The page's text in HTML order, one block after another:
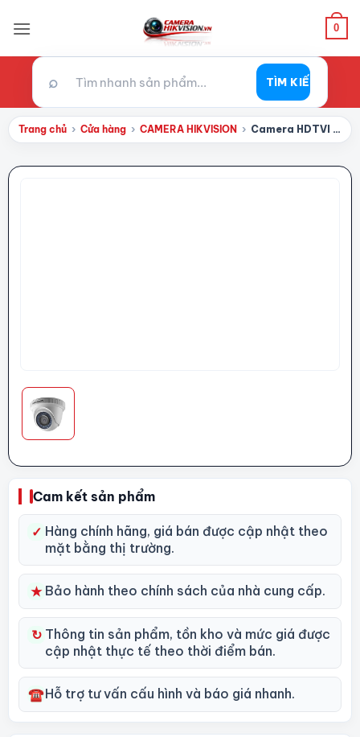
qua
0
⌕ TÌM KIẾM
Trang chủ › Cửa hàng › CAMERA HIKVISION › Camera HDTVI 2MP Dome Hikvision DS-2CE56D0T-IRP
Cam kết sản phẩm
✓ Hàng chính hãng, giá bán được cập nhật theo
mặt bằng thị trường.
★ Bảo hành theo chính sách của nhà cung cấp.
↻ Thông tin sản phẩm, tồn kho và mức giá được
cập nhật thực tế theo thời điểm bán.
☎Hỗ trợ tư vấn cấu hình và báo giá nhanh.